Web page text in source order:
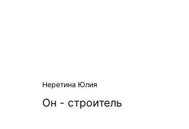
Неретина Юлия
Он - строитель